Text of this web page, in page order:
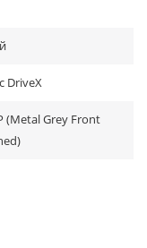
DriveX
(Metal Grey Front